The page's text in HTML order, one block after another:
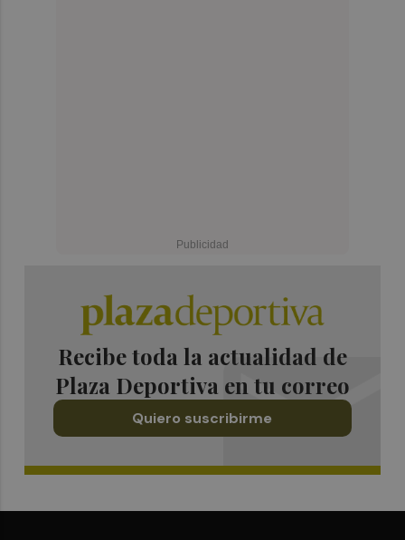
Recibe toda la actualidad de
Plaza Deportiva en tu correo
Quiero suscribirme